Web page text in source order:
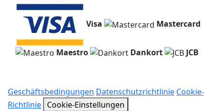
Visa Mastercard
Maestro Dankort JCB
Geschäftsbedingungen Datenschutzrichtlinie Cookie-
Richtlinie Cookie-Einstellungen